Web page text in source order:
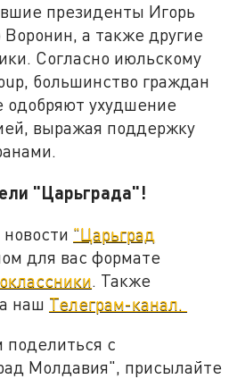
президенты Игорь
а также другие
Согласно июльскому
большинство граждан
одобряют ухудшение
выражая поддержку
"Царьграда"!
"Царьград
для вас формате
. Также
наш Телеграм-канал.
поделиться с
Молдавия", присылайте